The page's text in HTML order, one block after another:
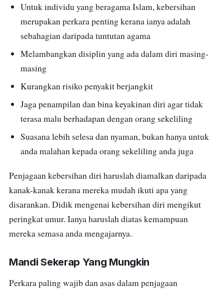
Untuk individu yang beragama Islam, kebersihan
merupakan perkara penting kerana ianya adalah
sebahagian daripada tuntutan agama
Melambangkan disiplin yang ada dalam diri masing-
masing
Kurangkan risiko penyakit berjangkit
Jaga penampilan dan bina keyakinan diri agar tidak
terasa malu berhadapan dengan orang sekeliling
Suasana lebih selesa dan nyaman, bukan hanya untuk
anda malahan kepada orang sekeliling anda juga
Penjagaan kebersihan diri haruslah diamalkan daripada
kanak-kanak kerana mereka mudah ikuti apa yang
disarankan. Didik mengenai kebersihan diri mengikut
peringkat umur. Ianya haruslah diatas kemampuan
mereka semasa anda mengajarnya.
Mandi Sekerap Yang Mungkin
Perkara paling wajib dan asas dalam penjagaan